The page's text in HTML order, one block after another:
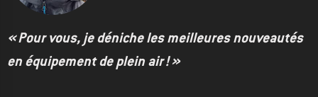
« Pour vous, je déniche les meilleures nouveautés
en équipement de plein air ! »